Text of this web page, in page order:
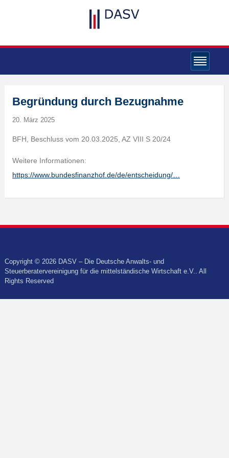
Begründung durch Bezugnahme
20. März 2025
BFH, Beschluss vom 20.03.2025, AZ VIII S 20/24
Weitere Informationen:
https://www.bundesfinanzhof.de/de/entscheidung/…
Copyright © 2026 DASV – Die Deutsche Anwalts- und
Steuerberatervereinigung für die mittelständische Wirtschaft e.V.. All
Rights Reserved